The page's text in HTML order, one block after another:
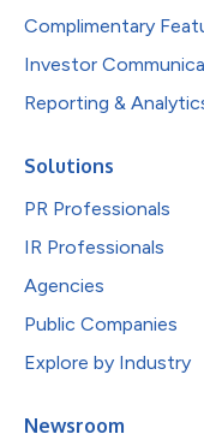
Complimentary
Investor
Reporting &
Solutions
PR Professionals
IR Professionals
Agencies
Public Companies
Explore by Industry
Newsroom